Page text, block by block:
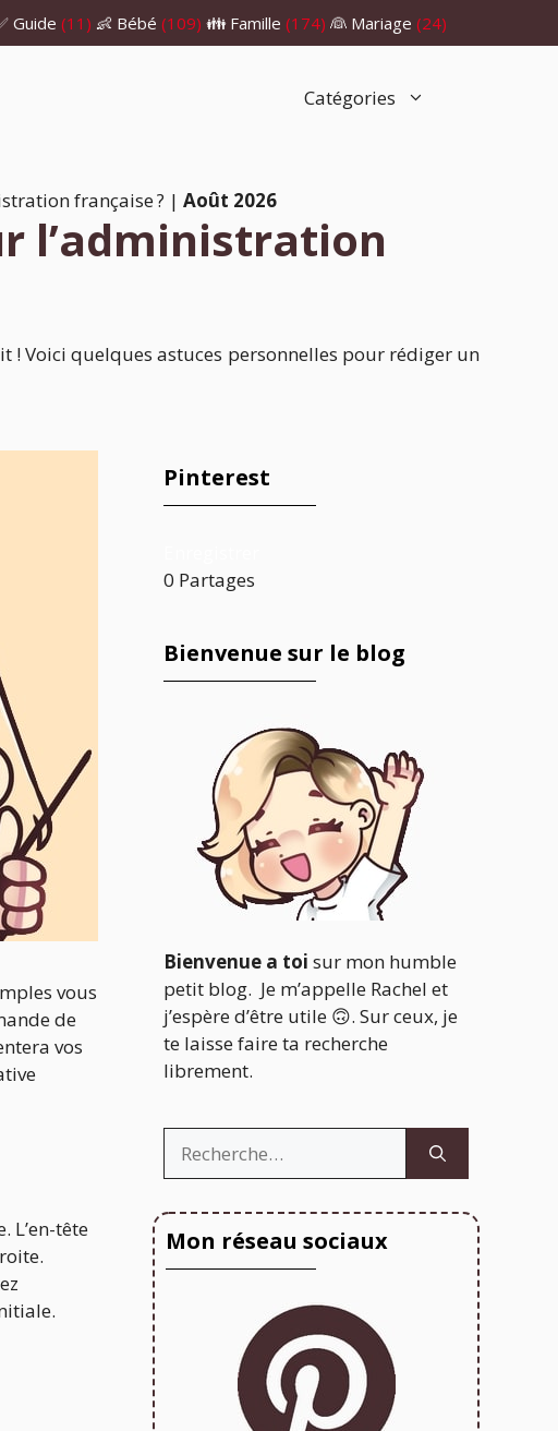
Guide (11) 👶 Bébé (109) 👪 Famille (174) 👰 Mariage (24)
Catégories
française ? | Août 2026
l’administration
! Voici quelques astuces personnelles pour rédiger un
vous
de
vos
L’en-tête
Pinterest
0 Partages
Bienvenue sur le blog
Bienvenue a toi sur mon humble
petit blog. Je m’appelle Rachel et
j’espère d’être utile 🙃. Sur ceux, je
te laisse faire ta recherche
librement.
Mon réseau sociaux